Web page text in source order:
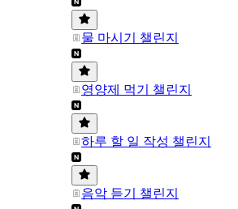
물 마시기 챌린지
영양제 먹기 챌린지
하루 할 일 작성 챌린지
음악 듣기 챌린지